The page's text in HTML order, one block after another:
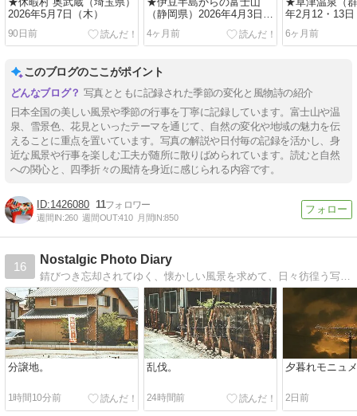
★休暇村 奥武蔵（埼玉県）
2026年5月7日（木）
90日前
★伊豆半島からの富士山
（静岡県）2026年4月3日
（金）
4ヶ月前
★草津温泉（
年2月12・13
6ヶ月前
このブログのここがポイント
写真とともに記録された季節の変化と風物詩の紹介
日本全国の美しい風景や季節の行事を丁寧に記録しています。富士山や温
泉、雪景色、花見といったテーマを通じて、自然の変化や地域の魅力を伝
えることに重点を置いています。写真の解説や日付毎の記録を活かし、身
近な風景や行事を楽しむ工夫が随所に散りばめられています。読むと自然
への関心と、四季折々の風情を身近に感じられる内容です。
1426080 11
週間IN:260 週間OUT:410 月間IN:850
16
Nostalgic Photo Diary
分譲地。
1時間10分前
乱伐。
24時間前
夕暮れモニュ
2日前